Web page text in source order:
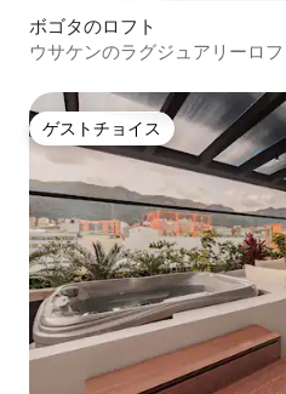
ボゴタのロフト
ウサケンのラグジュアリーロ
ゲストチョイス
ゲストチョイス